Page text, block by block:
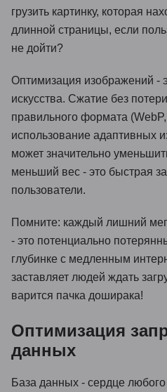
грузить картинку, которая
длинной страницы, если
не дойти?
Оптимизация изображений -
искусства. Сжатие без
правильного формата (WebP,
использование адаптивных
может значительно
меньший вес - это быстрая
пользователи.
Помните: каждый лишний
- это потенциально
глубинке с медленным
заставляет людей ждать
варится пачка доширака!
Оптимизация
данных
База данных - сердце